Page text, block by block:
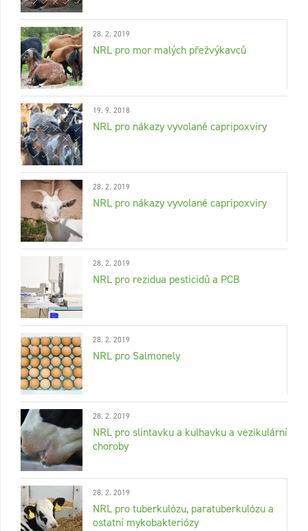
28. 2. 2019
NRL pro mor malých přežvýkavců
19. 9. 2018
NRL pro nákazy vyvolané capripoxviry
28. 2. 2019
NRL pro nákazy vyvolané capripoxviry
28. 2. 2019
NRL pro rezidua pesticidů a PCB
28. 2. 2019
NRL pro Salmonely
28. 2. 2019
NRL pro slintavku a kulhavku a vezikulární
choroby
28. 2. 2019
NRL pro tuberkulózu, paratuberkulózu a
ostatní mykobakteriózy